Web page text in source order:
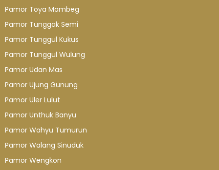
Pamor Toya Mambeg
Pamor Tunggak Semi
Pamor Tunggul Kukus
Pamor Tunggul Wulung
Pamor Udan Mas
Pamor Ujung Gunung
Pamor Uler Lulut
Pamor Unthuk Banyu
Pamor Wahyu Tumurun
Pamor Walang Sinuduk
Pamor Wengkon